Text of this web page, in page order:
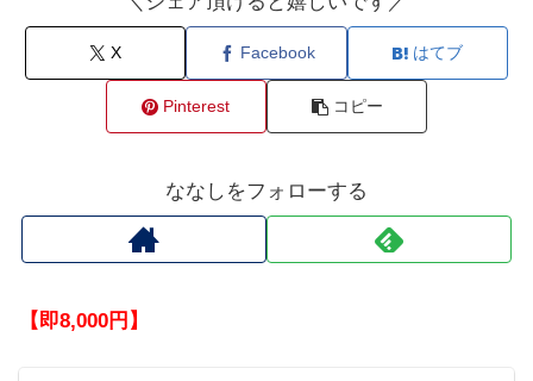
X Facebook はてブ
Pinterest コピー
ななしをフォローする
【即8,000円】